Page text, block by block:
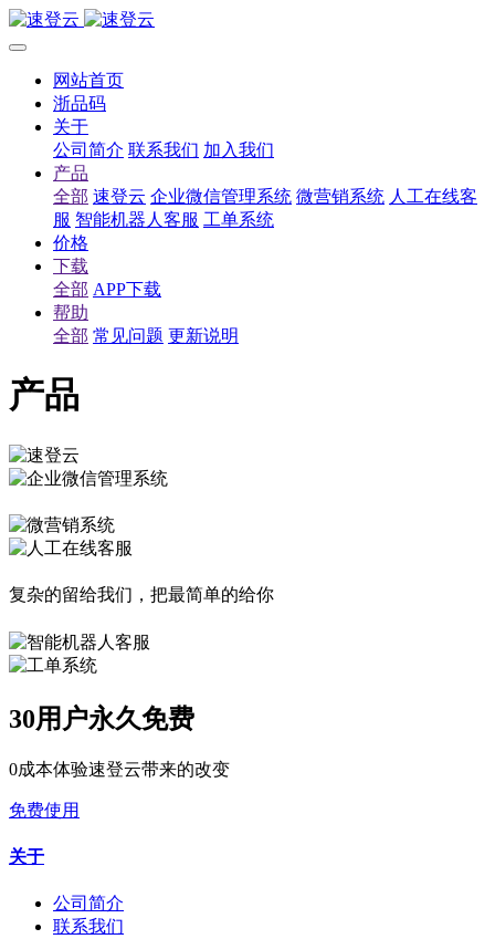
网站首页
浙品码
关于
公司简介 联系我们 加入我们
产品
全部 速登云 企业微信管理系统 微营销系统 人工在线客
服 智能机器人客服 工单系统
价格
下载
全部 APP下载
帮助
全部 常见问题 更新说明
产品
复杂的留给我们，把最简单的给你
30用户永久免费
0成本体验速登云带来的改变
免费使用
关于
公司简介
联系我们